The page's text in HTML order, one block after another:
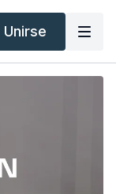
Unirse